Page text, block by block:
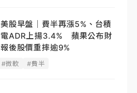
美股早盤｜費半再漲5%、台積
電ADR上揚3.4% 蘋果公布財
報後股價重摔逾9%
#微軟 #費半